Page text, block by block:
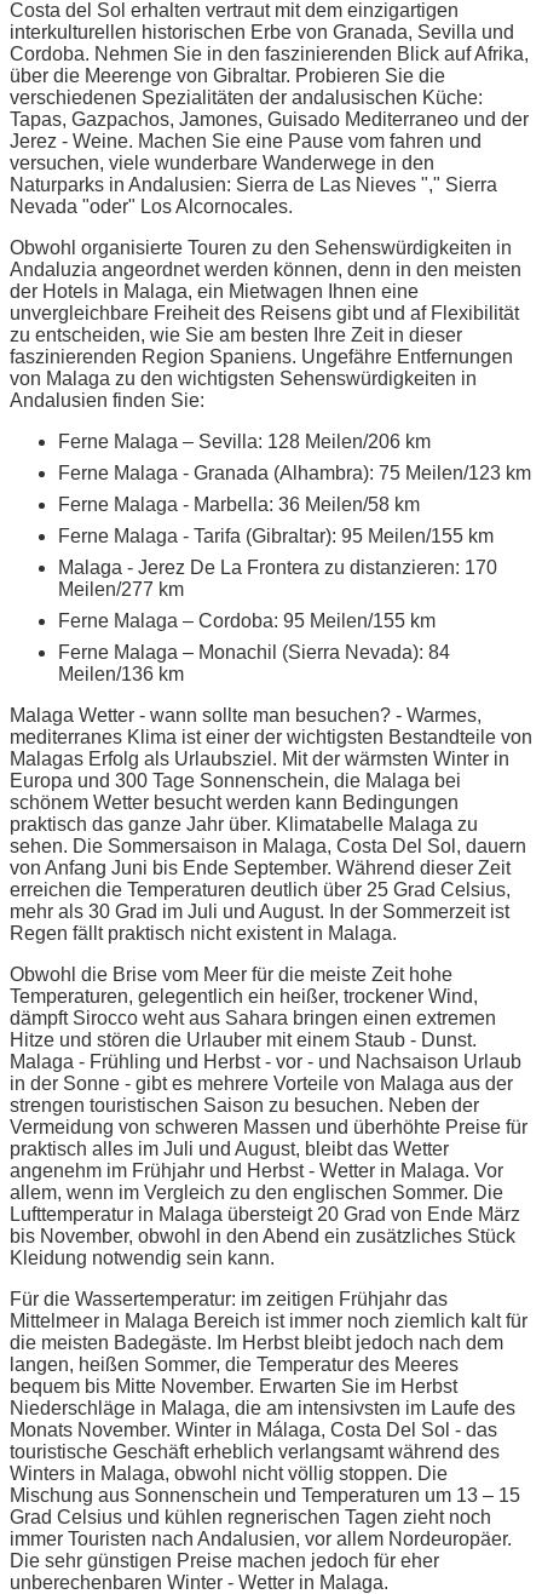
Costa del Sol erhalten vertraut mit dem einzigartigen
interkulturellen historischen Erbe von Granada, Sevilla und
Cordoba. Nehmen Sie in den faszinierenden Blick auf Afrika,
über die Meerenge von Gibraltar. Probieren Sie die
verschiedenen Spezialitäten der andalusischen Küche:
Tapas, Gazpachos, Jamones, Guisado Mediterraneo und der
Jerez - Weine. Machen Sie eine Pause vom fahren und
versuchen, viele wunderbare Wanderwege in den
Naturparks in Andalusien: Sierra de Las Nieves "," Sierra
Nevada "oder" Los Alcornocales.
Obwohl organisierte Touren zu den Sehenswürdigkeiten in
Andaluzia angeordnet werden können, denn in den meisten
der Hotels in Malaga, ein Mietwagen Ihnen eine
unvergleichbare Freiheit des Reisens gibt und af Flexibilität
zu entscheiden, wie Sie am besten Ihre Zeit in dieser
faszinierenden Region Spaniens. Ungefähre Entfernungen
von Malaga zu den wichtigsten Sehenswürdigkeiten in
Andalusien finden Sie:
Ferne Malaga – Sevilla: 128 Meilen/206 km
Ferne Malaga - Granada (Alhambra): 75 Meilen/123 km
Ferne Malaga - Marbella: 36 Meilen/58 km
Ferne Malaga - Tarifa (Gibraltar): 95 Meilen/155 km
Malaga - Jerez De La Frontera zu distanzieren: 170
Meilen/277 km
Ferne Malaga – Cordoba: 95 Meilen/155 km
Ferne Malaga – Monachil (Sierra Nevada): 84
Meilen/136 km
Malaga Wetter - wann sollte man besuchen? - Warmes,
mediterranes Klima ist einer der wichtigsten Bestandteile von
Malagas Erfolg als Urlaubsziel. Mit der wärmsten Winter in
Europa und 300 Tage Sonnenschein, die Malaga bei
schönem Wetter besucht werden kann Bedingungen
praktisch das ganze Jahr über. Klimatabelle Malaga zu
sehen. Die Sommersaison in Malaga, Costa Del Sol, dauern
von Anfang Juni bis Ende September. Während dieser Zeit
erreichen die Temperaturen deutlich über 25 Grad Celsius,
mehr als 30 Grad im Juli und August. In der Sommerzeit ist
Regen fällt praktisch nicht existent in Malaga.
Obwohl die Brise vom Meer für die meiste Zeit hohe
Temperaturen, gelegentlich ein heißer, trockener Wind,
dämpft Sirocco weht aus Sahara bringen einen extremen
Hitze und stören die Urlauber mit einem Staub - Dunst.
Malaga - Frühling und Herbst - vor - und Nachsaison Urlaub
in der Sonne - gibt es mehrere Vorteile von Malaga aus der
strengen touristischen Saison zu besuchen. Neben der
Vermeidung von schweren Massen und überhöhte Preise für
praktisch alles im Juli und August, bleibt das Wetter
angenehm im Frühjahr und Herbst - Wetter in Malaga. Vor
allem, wenn im Vergleich zu den englischen Sommer. Die
Lufttemperatur in Malaga übersteigt 20 Grad von Ende März
bis November, obwohl in den Abend ein zusätzliches Stück
Kleidung notwendig sein kann.
Für die Wassertemperatur: im zeitigen Frühjahr das
Mittelmeer in Malaga Bereich ist immer noch ziemlich kalt für
die meisten Badegäste. Im Herbst bleibt jedoch nach dem
langen, heißen Sommer, die Temperatur des Meeres
bequem bis Mitte November. Erwarten Sie im Herbst
Niederschläge in Malaga, die am intensivsten im Laufe des
Monats November. Winter in Málaga, Costa Del Sol - das
touristische Geschäft erheblich verlangsamt während des
Winters in Malaga, obwohl nicht völlig stoppen. Die
Mischung aus Sonnenschein und Temperaturen um 13 – 15
Grad Celsius und kühlen regnerischen Tagen zieht noch
immer Touristen nach Andalusien, vor allem Nordeuropäer.
Die sehr günstigen Preise machen jedoch für eher
unberechenbaren Winter - Wetter in Malaga.